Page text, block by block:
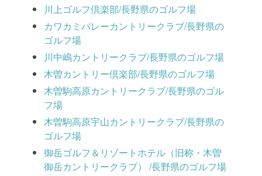
川上ゴルフ倶楽部/長野県のゴルフ場
カワカミバレーカントリークラブ/長野県の
ゴルフ場
川中嶋カントリークラブ/長野県のゴルフ場
木曽カントリー倶楽部/長野県のゴルフ場
木曽駒高原カントリークラブ/長野県のゴル
フ場
木曽駒高原宇山カントリークラブ/長野県の
ゴルフ場
御岳ゴルフ＆リゾートホテル（旧称・木曽
御岳カントリークラブ） /長野県のゴルフ場